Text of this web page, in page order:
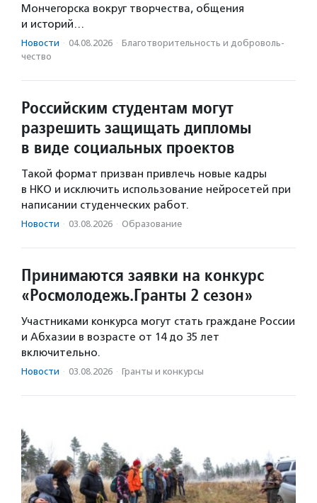
Мончегорска вокруг творчества, общения
и историй…
Новости · 04.08.2026 · Благотвори­тель­ность и доброволь­
чест­во
Российским студентам могут
разрешить защищать дипломы
в виде социальных проектов
Такой формат призван привлечь новые кадры
в НКО и исключить использование нейросетей при
написании студенческих работ.
Новости · 03.08.2026 · Образование
Принимаются заявки на конкурс
«Росмолодежь.Гранты 2 сезон»
Участниками конкурса могут стать граждане России
и Абхазии в возрасте от 14 до 35 лет
включительно.
Новости · 03.08.2026 · Гранты и конкурсы